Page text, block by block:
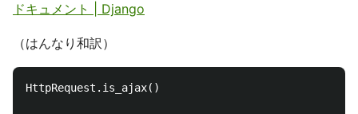
ドキュメント | Django
（はんなり和訳）
HttpRequest.is_ajax()